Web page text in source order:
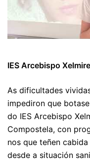
IES Arcebispo
As dificultades
impediron que
do IES Arcebispo
Compostela, con
nos que teñen
desde a situación